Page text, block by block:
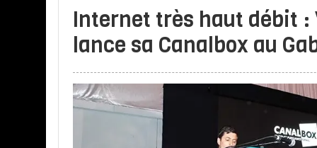
Internet très haut débit :
lance sa Canalbox au